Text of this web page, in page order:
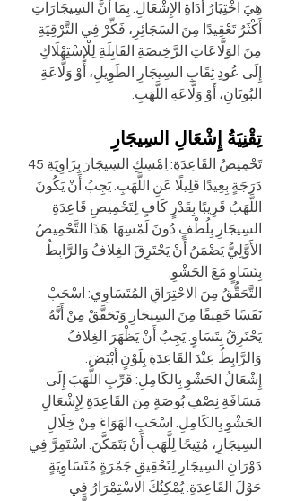
هِيَ اخْتِيَارُ أَدَاةِ الإِشْعَالِ. بِمَا أَنَّ السِيجَارَاتِ
أَكْثَرُ تَعْقِيدًا مِنَ السَجَائِرِ، فَكِّرْ فِي التَّرْقِيَةِ
مِنَ الوَلَّاعَاتِ الرَّخِيصَةِ القَابِلَةِ لِلْإِسْتِهْلَاكِ
إِلَى عُودِ ثِقَابِ السِيجَارِ الطَوِيلِ، أَوْ وَلَّاعَةِ
البُوتَانِ، أَوْ وَلَّاعَةِ اللَّهَبِ.
تِقْنِيَةُ إِشْعَالِ السِيجَارِ
دَرَجَةٍ بِعِيدًا قَلِيلًا عَنِ اللَّهَبِ. يَجِبُ أَنْ يَكُونَ
اللَّهَبُ قَرِيبًا بِقَدْرٍ كَافٍ لِتَحْمِيصِ قَاعِدَةِ
السِيجَارِ بِلُطْفٍ دُونَ لَمْسِهَا. هَذَا التَّحْمِيصُ
الأَوَّلِيُّ يَضْمَنُ أَنْ يَحْتَرِقَ الغِلافُ وَالرَّابِطُ
بِتَسَاوٍ مَعَ الحَشْوِ.
التَّحَقُّقُ مِنَ الاحْتِرَاقِ المُتَسَاوِي: اسْحَبْ
نَفَسًا خَفِيفًا مِنَ السِيجَارِ وَتَحَقَّقْ مِنْ أَنَّهُ
يَحْتَرِقُ بِتَسَاوٍ. يَجِبُ أَنْ يَظْهَرَ الغِلافُ
وَالرَّابِطُ عِنْدَ القَاعِدَةِ بِلَوْنٍ أَبْيَضَ.
إِشْعَالُ الحَشْوِ بِالكَامِلِ: قَرِّبِ اللَّهَبَ إِلَى
مَسَافَةِ نِصْفِ بُوصَةٍ مِنَ القَاعِدَةِ لِإِشْعَالِ
الحَشْوِ بِالكَامِلِ. اسْحَبِ الهَوَاءَ مِنْ خِلَالِ
السِيجَارِ، مُتِيحًا لِلَّهَبِ أَنْ يَتَمَكَّنَ. اسْتَمِرَّ فِي
دَوْرَانِ السِيجَارِ لِتَحْقِيقِ جَمْرَةٍ مُتَسَاوِيَةٍ
حَوْلَ القَاعِدَةِ. يُمْكِنُكَ الاسْتِمْرَارُ فِي